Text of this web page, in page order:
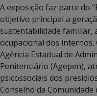
A exposição faz parte do
objetivo principal a
sustentabilidade familiar,
ocupacional dos
Agência Estadual de
Penitenciário (Agepen),
psicossociais dos
Conselho da Comunidade